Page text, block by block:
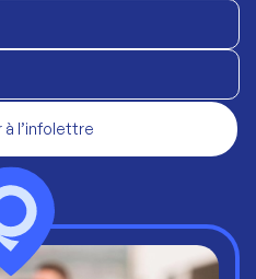
à l’infolettre